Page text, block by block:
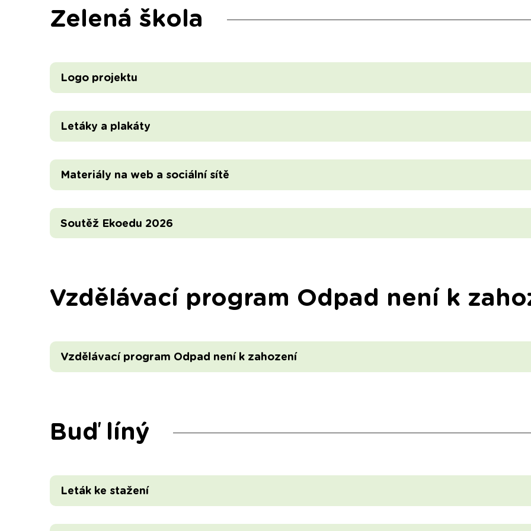
Zelená škola
Logo projektu
Letáky a plakáty
Materiály na web a sociální sítě
Soutěž Ekoedu 2026
Vzdělávací program Odpad není k
Vzdělávací program Odpad není k zahození
Buď líný
Leták ke stažení